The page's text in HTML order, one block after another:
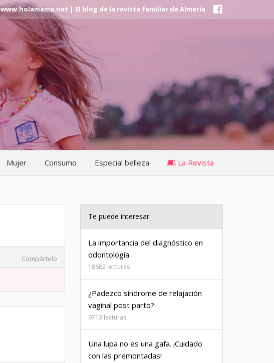
www.holamama.net | El blog de la revista familiar de Almería
Mujer Consumo Especial belleza La Revista
Compártelo
Te puede interesar
La importancia del diagnóstico en
odontología
18682 lecturas
¿Padezco síndrome de relajación
vaginal post parto?
9713 lecturas
Una lupa no es una gafa. ¡Cuidado
con las premontadas!